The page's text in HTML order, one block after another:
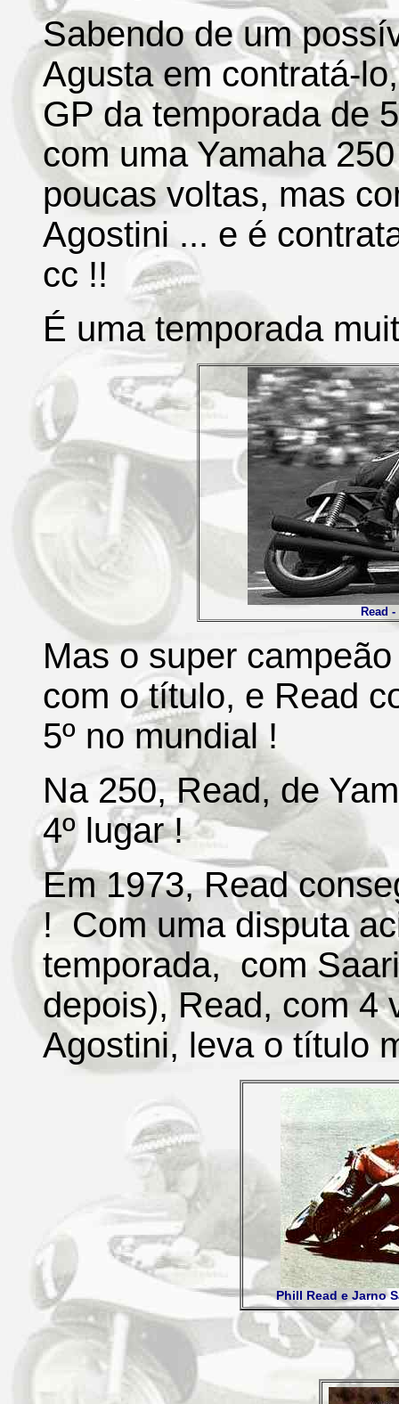
Sabendo de um
Agusta em contratá-
GP da temporada de
com uma Yamaha
poucas voltas, mas
Agostini ... e é
cc !!
É uma temporada
Read
Mas o super
com o título, e Read
5º no mundial !
Na 250, Read, de
4º lugar !
Em 1973, Read
! Com uma disputa
temporada, com
depois), Read, com 4
Agostini, leva o título
Phill Read e Jarno